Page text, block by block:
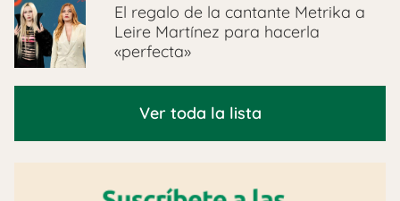
El regalo de la cantante Metrika a
Leire Martínez para hacerla
«perfecta»
Ver toda la lista